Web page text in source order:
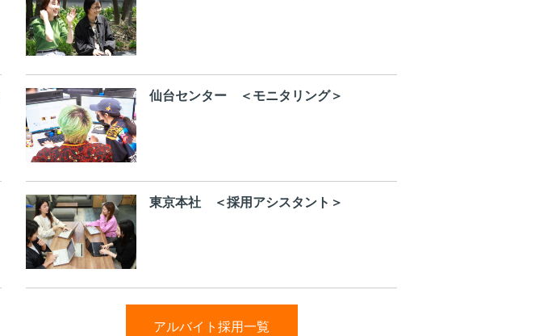
仙台センター ＜モニタリング＞
東京本社 ＜採用アシスタント＞
アルバイト採用一覧